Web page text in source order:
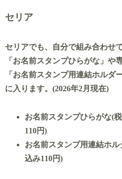
セリア
セリアでも、自分で組み合わせ
「お名前スタンプひらがな」や
「お名前スタンプ用連結ホルダ
に入ります。(2026年2月現在)
お名前スタンプひらがな(
110円)
お名前スタンプ用連結ホル
込み110円)